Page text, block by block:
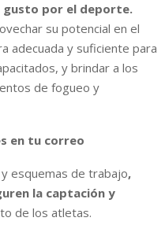
gusto por el deporte.
su potencial en el
adecuada y suficiente para
y brindar a los
de fogueo y
en tu correo
esquemas de trabajo,
la captación y
de los atletas.